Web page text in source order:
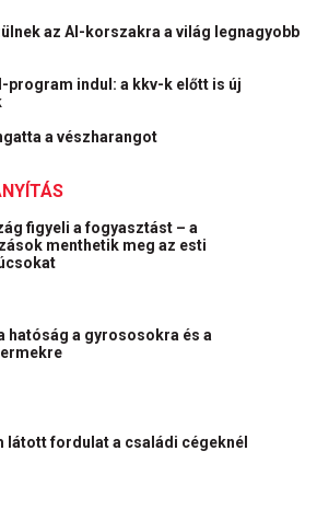
az AI-korszakra a világ legnagyobb
program indul: a kkv-k előtt is új
a vészharangot
figyeli a fogyasztást – a
menthetik meg az esti
hatóság a gyrososokra és a
látott fordulat a családi cégeknél